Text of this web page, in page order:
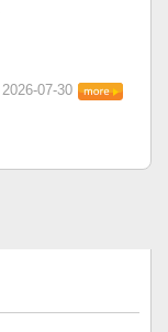
2026-07-30